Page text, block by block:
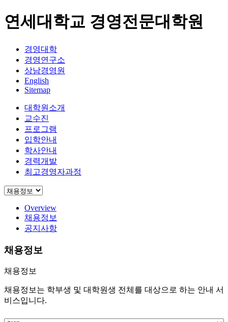
연세대학교 경영전문대학원
경영대학
경영연구소
상남경영원
English
Sitemap
대학원소개
교수진
프로그램
입학안내
학사안내
경력개발
최고경영자과정
Overview
채용정보
공지사항
채용정보
채용정보
채용정보는 학부생 및 대학원생 전체를 대상으로 하는 안내 서
비스입니다.